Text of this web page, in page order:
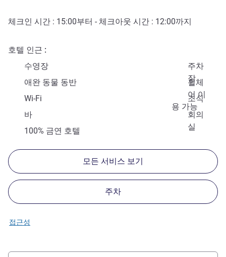
체크인 시간 : 15:00부터 - 체크아웃 시간 : 12:00까지
호텔 인근
수영장
주차
장
애완 동물 동반
휠체
어 이
용 가능
Wi-Fi
조식
바
회의
실
100% 금연 호텔
모든 서비스 보기
주차
접근성